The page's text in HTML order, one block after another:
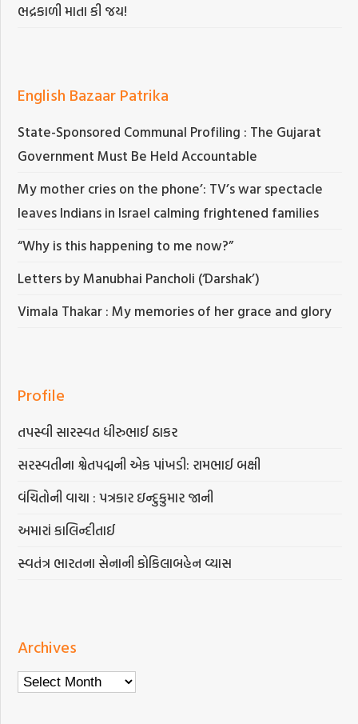
ભદ્રકાળી માતા કી જય!
English Bazaar Patrika
State-Sponsored Communal Profiling : The Gujarat
Government Must Be Held Accountable
My mother cries on the phone’: TV’s war spectacle
leaves Indians in Israel calming frightened families
“Why is this happening to me now?”
Letters by Manubhai Pancholi (‘Darshak’)
Vimala Thakar : My memories of her grace and glory
Profile
તપસ્વી સારસ્વત ધીરુભાઈ ઠાકર
સરસ્વતીના શ્વેતપદ્મની એક પાંખડી: રામભાઈ બક્ષી
વંચિતોની વાચા : પત્રકાર ઇન્દુકુમાર જાની
અમારાં કાલિન્દીતાઈ
સ્વતંત્ર ભારતના સેનાની કોકિલાબહેન વ્યાસ
Archives
Archives